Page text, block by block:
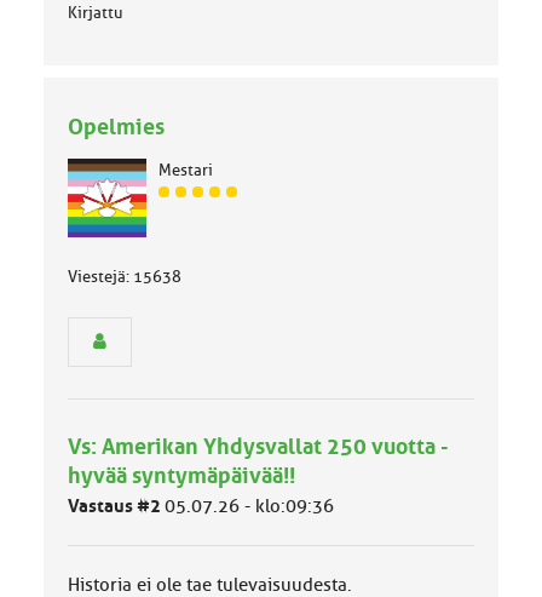
Kirjattu
Opelmies
Mestari
J
e
n
u
o
k
Viestejä: 15638
Vs: Amerikan Yhdysvallat 250 vuotta -
hyvää syntymäpäivää!!
Vastaus #2 05.07.26 - klo:09:36
Historia ei ole tae tulevaisuudesta.